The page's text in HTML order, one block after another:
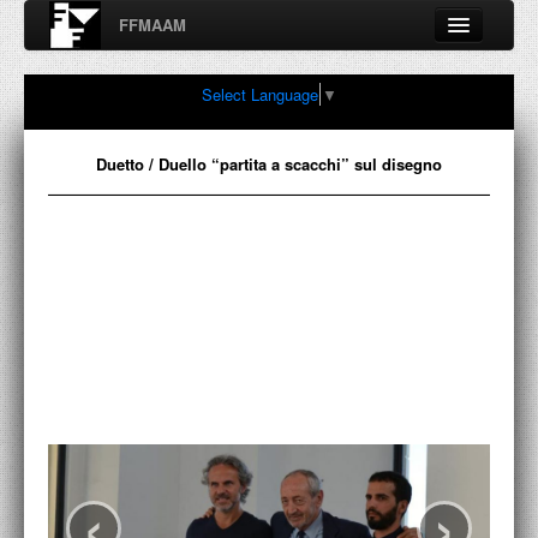
FFMAAM
Fondo Francesco Moschini
A.A.M. Architettura Arte Moderna
Percorsi, nodi, sconfinamenti e contaminazioni tra Arte,
COLLEZIONE
Select Language ▼
Duetto / Duello “partita a scacchi” sul disegno